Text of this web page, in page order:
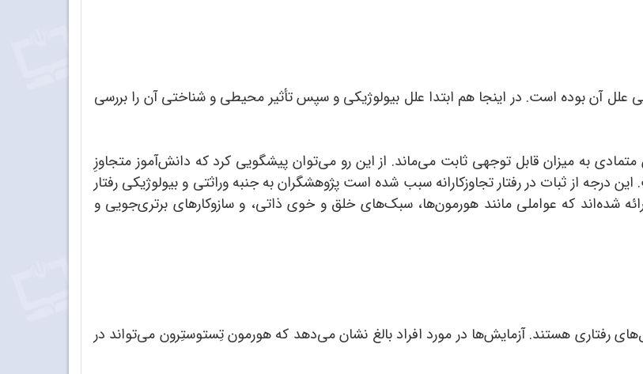
علل آن بوده است. در اینجا هم ابتدا علل بیولوژیکی و سپس تأثیر محیطی و شناختی آن را بررسی
به میزان قابل توجهی ثابت می‌ماند. از این رو می‌توان پیشگویی کرد که دانش‌آموز متجاوزِ
داشت. این درجه از ثبات در رفتار تجاوزکارانه سبب شده است پژوهشگران به جنبه وراثتی و بیولوژیکی رفتار
شده‌اند که عواملی مانند هورمون‌ها، سبک‌های خلق و خوی ذاتی، و سازوکارهای برتری‌جویی و
رفتاری هستند. آزمایش‌ها در مورد افراد بالغ نشان می‌دهد که هورمون تِستوستِرون می‌تواند در